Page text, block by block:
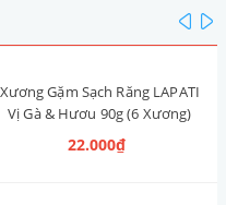
Xương Gặm Sạch Răng LAPATI
Vị Gà & Hươu 90g (6 Xương)
22.000₫